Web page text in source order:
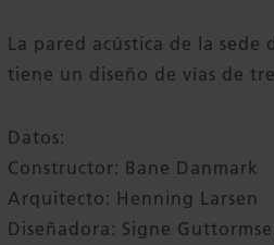
La pared acústica de la
tiene un diseño de vías de
Datos:
Constructor: Bane Danmark
Arquitecto: Henning Larsen
Diseñadora: Signe